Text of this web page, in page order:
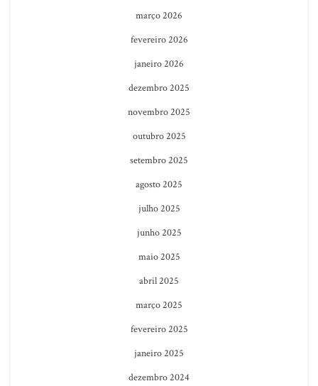
março 2026
fevereiro 2026
janeiro 2026
dezembro 2025
novembro 2025
outubro 2025
setembro 2025
agosto 2025
julho 2025
junho 2025
maio 2025
abril 2025
março 2025
fevereiro 2025
janeiro 2025
dezembro 2024